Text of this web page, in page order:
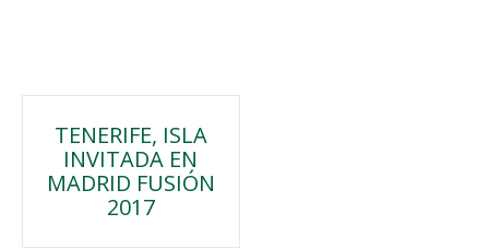
Navegación
de
entradas
TENERIFE, ISLA
INVITADA EN
MADRID FUSIÓN
2017